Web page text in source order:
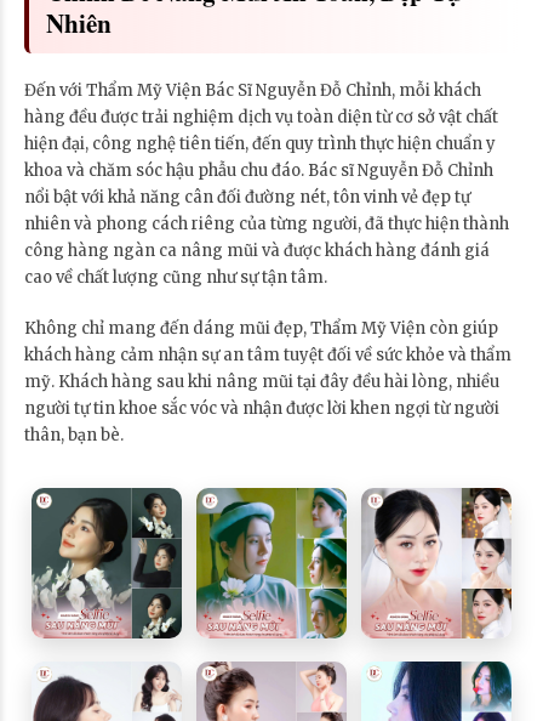
Nhiên
Đến với Thẩm Mỹ Viện Bác Sĩ Nguyễn Đỗ Chỉnh, mỗi khách
hàng đều được trải nghiệm dịch vụ toàn diện từ cơ sở vật chất
hiện đại, công nghệ tiên tiến, đến quy trình thực hiện chuẩn y
khoa và chăm sóc hậu phẫu chu đáo. Bác sĩ Nguyễn Đỗ Chỉnh
nổi bật với khả năng cân đối đường nét, tôn vinh vẻ đẹp tự
nhiên và phong cách riêng của từng người, đã thực hiện thành
công hàng ngàn ca nâng mũi và được khách hàng đánh giá
cao về chất lượng cũng như sự tận tâm.
Không chỉ mang đến dáng mũi đẹp, Thẩm Mỹ Viện còn giúp
khách hàng cảm nhận sự an tâm tuyệt đối về sức khỏe và thẩm
mỹ. Khách hàng sau khi nâng mũi tại đây đều hài lòng, nhiều
người tự tin khoe sắc vóc và nhận được lời khen ngợi từ người
thân, bạn bè.